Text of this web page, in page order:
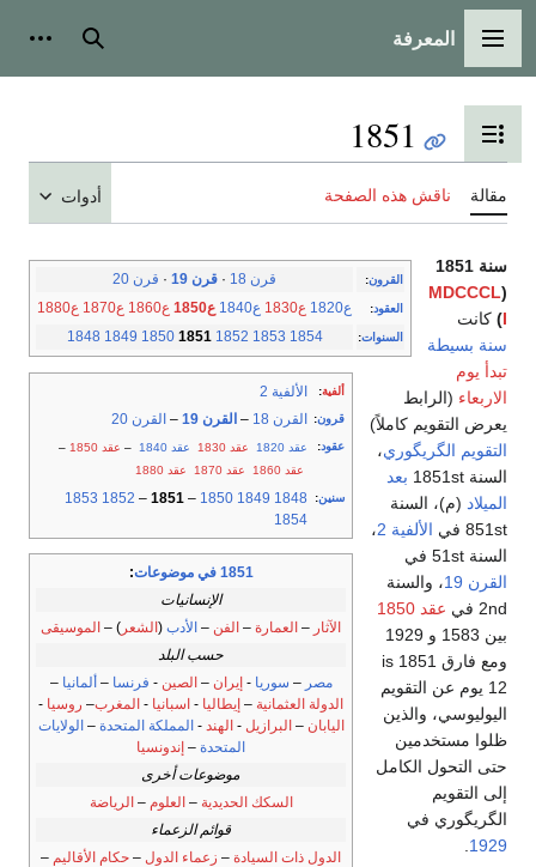
القائمة الرئيسية
المعرفة بحث
تبديل عرض جدول المحتويات
1851
مقالة ناقش هذه الصفحة أدوات
القرون: قرن 18 · قرن 19 · قرن 20
العقود: ع1820 ع1830 ع1840 ع1850 ع1860 ع1870 ع1880
السنوات:
1848 1849 1850 1851 1852 1853 1854
ألفية: الألفية 2
قرون: القرن 18 – القرن 19 – القرن 20
عقود: عقد 1820 عقد 1830 عقد 1840 – عقد 1850
–
عقد 1860
عقد 1870 عقد 1880
سنين:
1848
1849
1850
–
1851
–
1852
1853
1854
1851 في موضوعات
:
الإنسانيات
الآثار – العمارة – الفن – الأدب (الشعر ) – الموسيقى
حسب البلد
مصر – سوريا -إيران –الصين - فرنسا –ألمانيا –
الدولة العثمانية – إيطاليا - اسبانيا - المغرب– روسيا -
اليابان –البرازيل -الهند -المملكة المتحدة –الولايات
المتحدة – إندونسيا
موضوعات أخرى
السكك الحديدية –العلوم –الرياضة
قوائم الزعماء
الدول ذات السيادة – زعماء الدول – حكام الأقاليم –
سنة 1851
(
MDCCCL
I
) كانت
سنة بسيطة
تبدأ يوم
الاربعاء (الرابط
يعرض التقويم كاملاً)
التقويم الگريگوري،
السنة 1851st
بعد
الميلاد (م)، السنة
851st في
الألفية 2
،
السنة 51st في
القرن 19
، والسنة
2nd في
عقد 1850
بين 1583 و 1929
ومع فارق 1851 is
12 يوم عن التقويم
اليوليوسي، والذين
ظلوا مستخدمين
حتى التحول الكامل
إلى التقويم
الگريگوري في
1929